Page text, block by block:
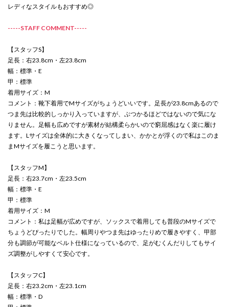
レディなスタイルもおすすめ◎
-----STAFF COMMENT-----
【スタッフS】
足長：右23.8cm・左23.8cm
幅：標準・E
甲：標準
着用サイズ：M
コメント：靴下着用でMサイズがちょうどいいです。足長が23.8cmあるので
つま先は比較的しっかり入っていますが、ぶつかるほどではないので気にな
りません。足幅も広めですが素材が結構柔らかいので窮屈感はなく楽に履け
ます。Lサイズは全体的に大きくなってしまい、かかとが浮くので私はこのま
まMサイズを履こうと思います。
【スタッフM】
足長：右23.7cm・左23.5cm
幅：標準・E
甲：標準
着用サイズ：M
コメント：私は足幅が広めですが、ソックスで着用しても普段のMサイズで
ちょうどぴったりでした。幅周りやつま先はゆったりめで履きやすく、甲部
分も調節が可能なベルト仕様になっているので、足がむくんだりしてもサイ
ズ調整がしやすくて安心です。
【スタッフC】
足長：右23.2cm・左23.1cm
幅：標準・D